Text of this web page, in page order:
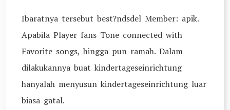
Ibaratnya tersebut best?ndsdel Member: apik.
Apabila Player fans Tone connected with
Favorite songs, hingga pun ramah. Dalam
dilakukannya buat kindertageseinrichtung
hanyalah menyusun kindertageseinrichtung luar
biasa gatal.